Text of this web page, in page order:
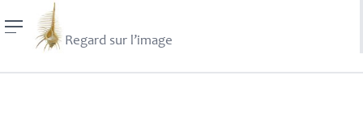
Regard sur l’image